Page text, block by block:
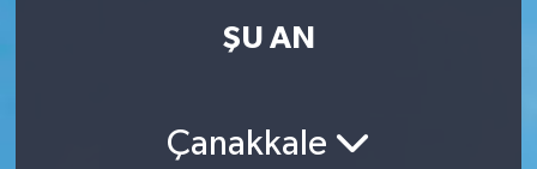
ŞU AN
Çanakkale